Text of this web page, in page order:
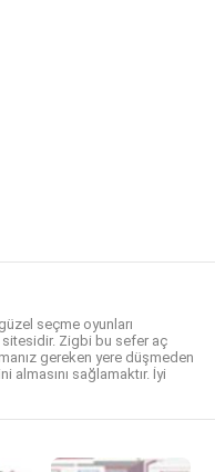
seçme oyunları
Zigbi bu sefer aç
gereken yere düşmeden
almasını sağlamaktır. İyi